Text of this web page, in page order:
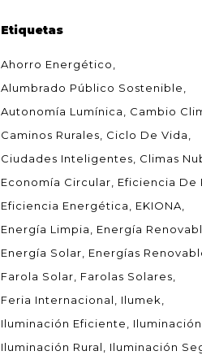
Etiquetas
Ahorro Energético
Alumbrado Público Sostenible
Autonomía Lumínica
Cambio
Caminos Rurales
Ciclo De Vida
Ciudades Inteligentes
Climas
Economía Circular
Eficiencia De
Eficiencia Energética
EKIONA
Energía Limpia
Energía
Energía Solar
Energías
Farola Solar
Farolas Solares
Feria Internacional
Ilumek
Iluminación Eficiente
Iluminación
Iluminación Rural
Iluminación